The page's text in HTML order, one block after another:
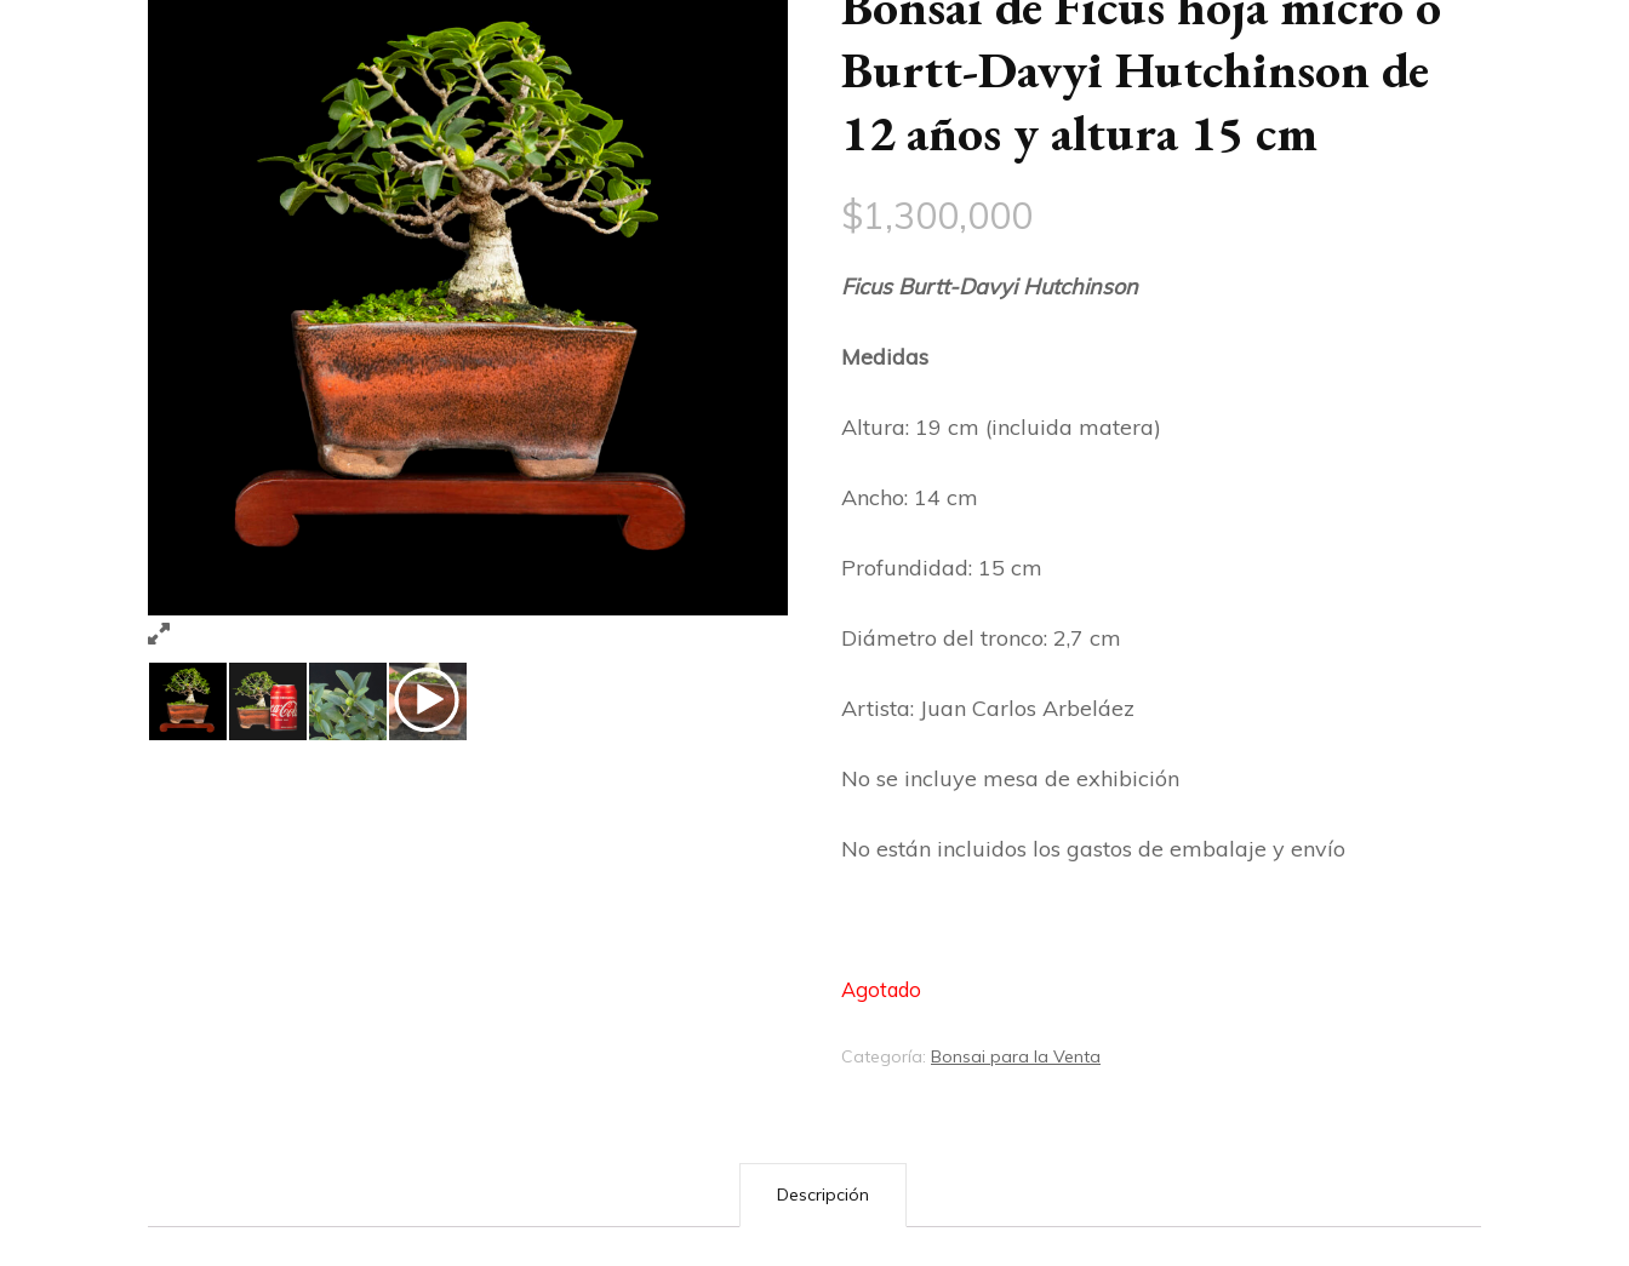
Burtt-Davyi Hutchinson de
12 años y altura 15 cm
$1,300,000
Ficus Burtt-Davyi Hutchinson
Medidas
Altura: 19 cm (incluida matera)
Ancho: 14 cm
Profundidad: 15 cm
Diámetro del tronco: 2,7 cm
Artista: Juan Carlos Arbeláez
No se incluye mesa de exhibición
No están incluidos los gastos de embalaje y envío
Agotado
Categoría: Bonsai para la Venta
Descripción